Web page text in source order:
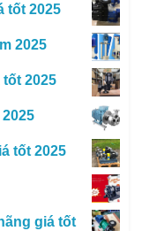
tốt 2025
2025
2025
tốt 2025
giá tốt